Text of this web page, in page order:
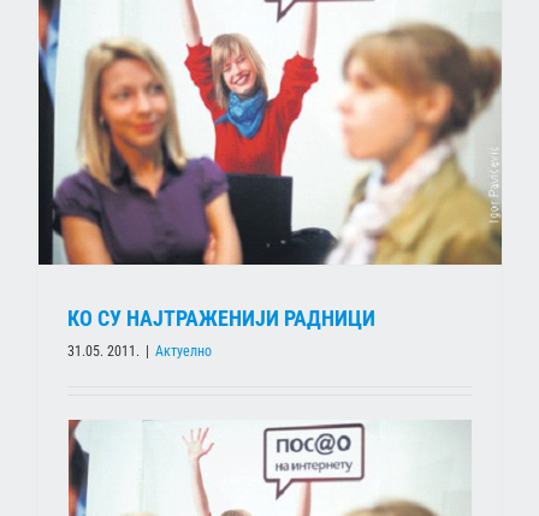
КО СУ НАЈТРАЖЕНИЈИ РАДНИЦИ
31.05. 2011. Актуелно